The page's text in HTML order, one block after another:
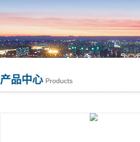
产品中心 Products